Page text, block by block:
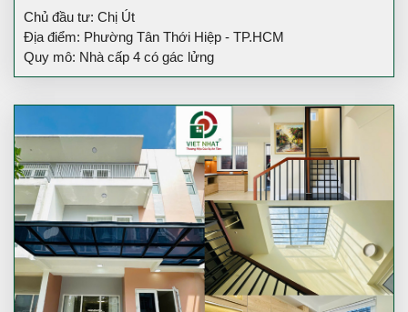
Chủ đầu tư: Chị Út
Địa điểm: Phường Tân Thới Hiệp - TP.HCM
Quy mô: Nhà cấp 4 có gác lửng